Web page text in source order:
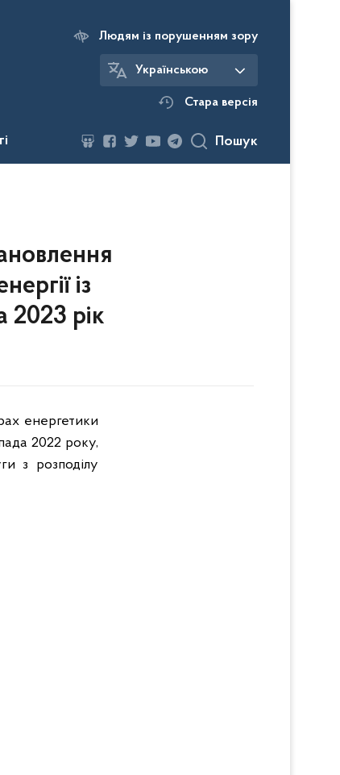
Людям із порушенням зору
Українською
Стара версія
Пошук
із
2023 рік
енергетики
2022 року,
з розподілу